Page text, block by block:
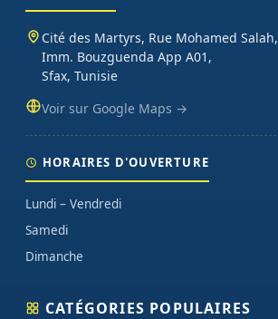
Cité des Martyrs, Rue Mohamed Salah,
Imm. Bouzguenda App A01,
Sfax, Tunisie
Voir sur Google Maps →
HORAIRES D'OUVERTURE
Lundi – Vendredi
Samedi
Dimanche
CATÉGORIES POPULAIRES